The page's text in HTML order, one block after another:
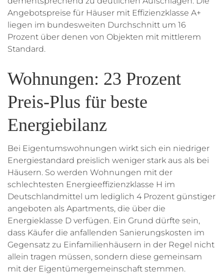
Angebotspreise für Häuser mit Effizienzklasse A+
liegen im bundesweiten Durchschnitt um 16
Prozent über denen von Objekten mit mittlerem
Standard.
Wohnungen: 23 Prozent
Preis-Plus für beste
Energiebilanz
Bei Eigentumswohnungen wirkt sich ein niedriger
Energiestandard preislich weniger stark aus als bei
Häusern. So werden Wohnungen mit der
schlechtesten Energieeffizienzklasse H im
Deutschlandmittel um lediglich 4 Prozent günstiger
angeboten als Apartments, die über die
Energieklasse D verfügen. Ein Grund dürfte sein,
dass Käufer die anfallenden Sanierungskosten im
Gegensatz zu Einfamilienhäusern in der Regel nicht
allein tragen müssen, sondern diese gemeinsam
mit der Eigentümergemeinschaft stemmen.